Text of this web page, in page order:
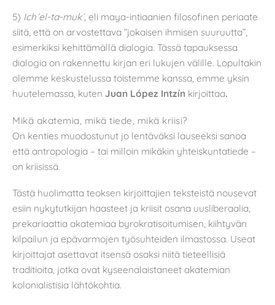
5) Ich´el-ta-muk´, eli maya-intiaanien filosofinen periaate
siitä, että on arvostettava ”jokaisen ihmisen suuruutta”,
esimerkiksi kehittämällä dialogia. Tässä tapauksessa
dialogia on rakennettu kirjan eri lukujen välille. Lopultakin
olemme keskustelussa toistemme kanssa, emme yksin
huutelemassa, kuten Juan López Intzín kirjoittaa.
Mikä akatemia, mikä tiede, mikä kriisi?
On kenties muodostunut jo lentäväksi lauseeksi sanoa
että antropologia – tai milloin mikäkin yhteiskuntatiede –
on kriisissä.
Tästä huolimatta teoksen kirjoittajien teksteistä nousevat
esiin nykytutkijan haasteet ja kriisit osana uusliberaalia,
prekariaattia akatemiaa byrokratisoitumisen, kiihtyvän
kilpailun ja epävarmojen työsuhteiden ilmastossa. Useat
kirjoittajat asettavat itsensä osaksi niitä tieteellisiä
traditioita, jotka ovat kyseenalaistaneet akatemian
kolonialistisia lähtökohtia.